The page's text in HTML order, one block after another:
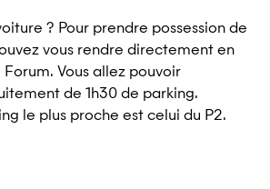
? Pour prendre possession de
vous rendre directement en
Vous allez pouvoir
de 1h30 de parking.
le plus proche est celui du P2.